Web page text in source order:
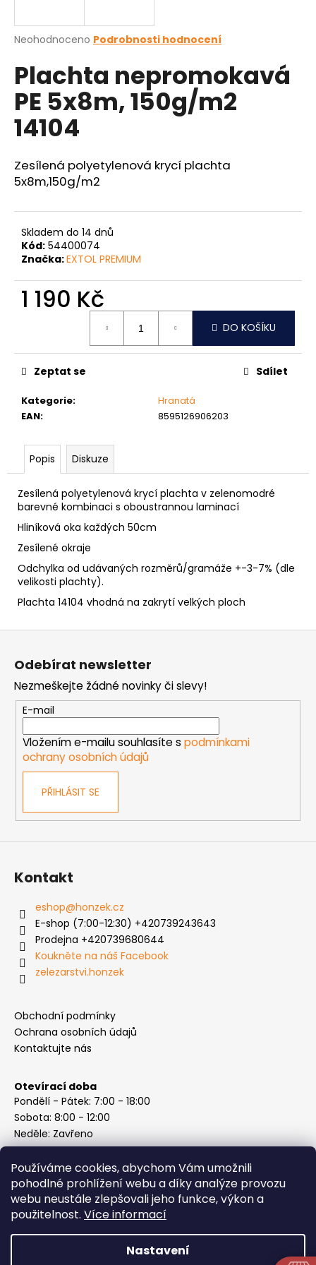
Používáme cookies, abychom Vám umožnili
pohodlné prohlížení webu a díky analýze provozu
webu neustále zlepšovali jeho funkce, výkon a
použitelnost. Více informací
Nastavení
Průměrné
produktu
je
0,0
5
hvězdiček.
Neohodnoceno Podrobnosti hodnocení
Plachta nepromokavá
PE 5x8m, 150g/m2
14104
Zesílená polyetylenová krycí plachta
5x8m,150g/m2
Skladem do 14 dnů
Kód: 54400074
Značka:EXTOL PREMIUM
1 190 Kč
DO KOŠÍKU
Kategorie:
Hranatá
EAN: 8595126906203
Zeptat se Sdílet
Popis Diskuze
Zesílená polyetylenová krycí plachta v zelenomodré
barevné kombinaci s oboustrannou laminací
Hliníková oka každých 50cm
Zesílené okraje
Odchylka od udávaných rozměrů/gramáže +-3-7% (dle
velikosti plachty).
Plachta 14104 vhodná na zakrytí velkých ploch
j
t
?
HLEDAT
D
o
p
r
j
e
m
e
DUTÝ
DVOJDÍLNÝ
3,5X10
2
Z
Odebírat newsletter
Nezmeškejte žádné novinky či slevy!
E-mail
Vložením e-mailu souhlasíte s podmínkami
ochrany osobních údajů
PŘIHLÁSIT SE
Kontakt
eshop@honzek.cz
E-shop (7:00-12:30) +420739243643
Prodejna +420739680644
Koukněte na náš Facebook
zelezarstvi.honzek
Obchodní podmínky
Ochrana osobních údajů
Kontaktujte nás
Otevírací doba
Pondělí - Pátek: 7:00 - 18:00
Sobota: 8:00 - 12:00
Neděle: Zavřeno
Instagram